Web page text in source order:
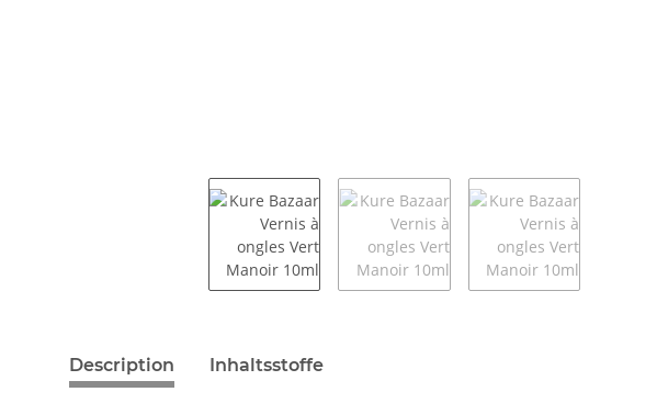
Description Inhaltsstoffe